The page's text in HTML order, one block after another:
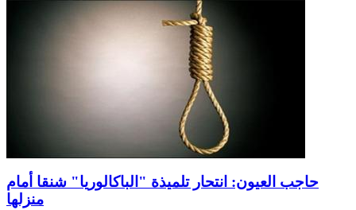
حاجب العيون: انتحار تلميذة "الباكالوريا" شنقا أمام
منزلها